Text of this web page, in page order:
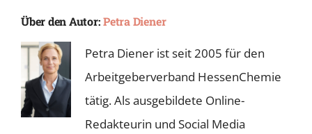
Über den Autor:Petra Diener
Petra Diener ist seit 2005 für den
Arbeitgeberverband HessenChemie
tätig. Als ausgebildete Online-
Redakteurin und Social Media